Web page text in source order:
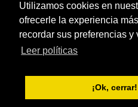
Utilizamos cookies en
ofrecerle la experiencia
recordar sus preferencias y
Leer políticas
¡Ok, cerrar!
©
Aviso
With love ❤️